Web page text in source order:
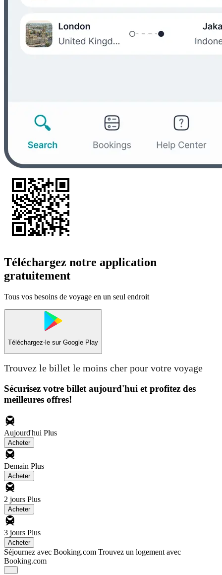
Téléchargez notre application
gratuitement
Tous vos besoins de voyage en un seul endroit
Téléchargez-le sur Google Play
Trouvez le billet le moins cher pour votre voyage
Sécurisez votre billet aujourd'hui et profitez des
meilleures offres!
Aujourd'hui Plus
Acheter
Demain Plus
Acheter
2 jours Plus
Acheter
3 jours Plus
Acheter
Séjournez avec Booking.com Trouvez un logement avec
Booking.com